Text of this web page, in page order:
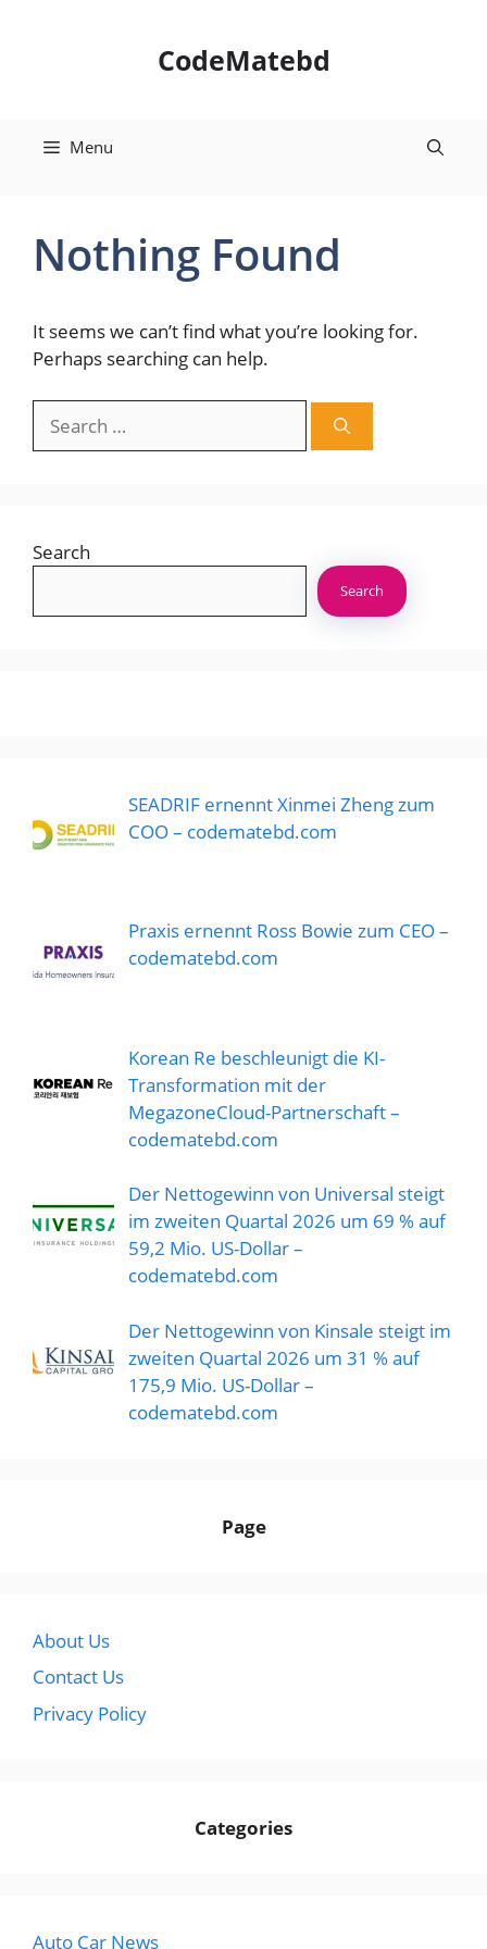
CodeMatebd
Menu
Nothing Found
It seems we can’t find what you’re looking for.
Perhaps searching can help.
for:
Search
Search
SEADRIF ernennt Xinmei Zheng zum
COO – codematebd.com
Praxis ernennt Ross Bowie zum CEO –
codematebd.com
Korean Re beschleunigt die KI-
Transformation mit der
MegazoneCloud-Partnerschaft –
codematebd.com
Der Nettogewinn von Universal steigt
im zweiten Quartal 2026 um 69 % auf
59,2 Mio. US-Dollar –
codematebd.com
Der Nettogewinn von Kinsale steigt im
zweiten Quartal 2026 um 31 % auf
175,9 Mio. US-Dollar –
codematebd.com
Page
About Us
Contact Us
Privacy Policy
Categories
Auto Car News